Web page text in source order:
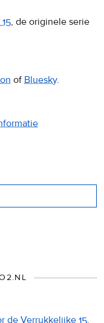
, de originele serie
ofBluesky.
de Verrukkelijke 15.